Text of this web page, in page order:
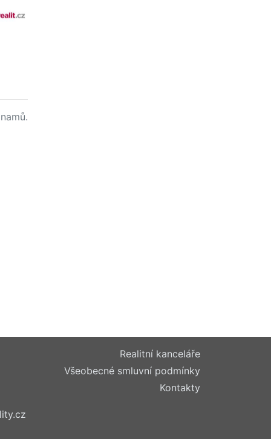
Realitní kanceláře
Všeobecné smluvní podmínky
Kontakty